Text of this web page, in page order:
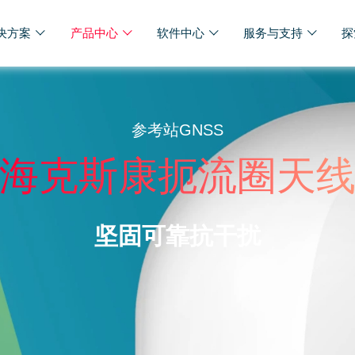
方案 产品中心 软件中心 服务与支持
参考站GNSS
海克斯康扼流圈天线
坚固可靠抗干扰